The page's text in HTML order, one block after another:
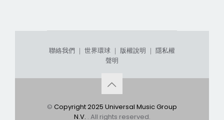
聯絡我們 ｜ 世界環球 ｜ 版權說明 ｜ 隱私權
聲明
© Copyright 2025 Universal Music Group
N.V. . All rights reserved.